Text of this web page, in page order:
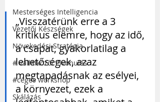
Mesterséges Intelligencia
Vezetői Készségek
Növekedési Stratégia
# vállalkozói elvonulás
#céges workshop
Skálázás
„Visszatérünk erre a 3
kritikus elemre, hogy az idő,
a csapat, gyakorlatilag a
lehetőségek, azaz
megtapadásnak az esélyei,
a környezet, ezek a